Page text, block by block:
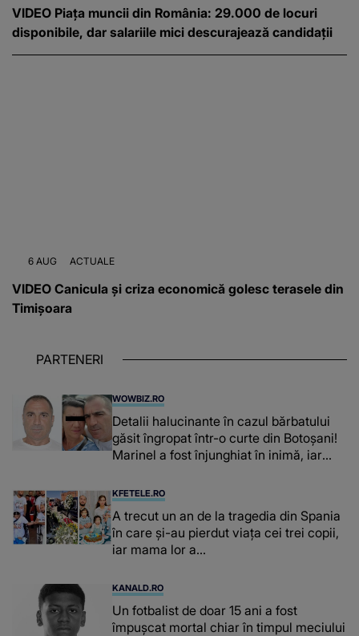
VIDEO Piața muncii din România: 29.000 de locuri
disponibile, dar salariile mici descurajează candidații
6 AUG ACTUALE
VIDEO Canicula și criza economică golesc terasele din
Timișoara
PARTENERI
WOWBIZ.RO
Detalii halucinante în cazul bărbatului
găsit îngropat într-o curte din Botoșani!
Marinel a fost înjunghiat în inimă, iar
suspecți
KFETELE.RO
A trecut un an de la tragedia din Spania
în care și-au pierdut viața cei trei copii,
iar mama lor a…
KANALD.RO
Un fotbalist de doar 15 ani a fost
împușcat mortal chiar în timpul meciului